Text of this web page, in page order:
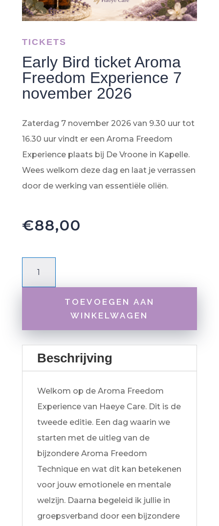
TICKETS
Early Bird ticket Aroma
Freedom Experience 7
november 2026
Zaterdag 7 november 2026 van 9.30 uur tot
16.30 uur vindt er een Aroma Freedom
Experience plaats bij De Vroone in Kapelle.
Wees welkom deze dag en laat je verrassen
door de werking van essentiële oliën.
€88,00
aantal
TOEVOEGEN AAN
WINKELWAGEN
Beschrijving
Welkom op de Aroma Freedom
Experience van Haeye Care. Dit is de
tweede editie. Een dag waarin we
starten met de uitleg van de
bijzondere Aroma Freedom
Technique en wat dit kan betekenen
voor jouw emotionele en mentale
welzijn. Daarna begeleid ik jullie in
groepsverband door een bijzondere